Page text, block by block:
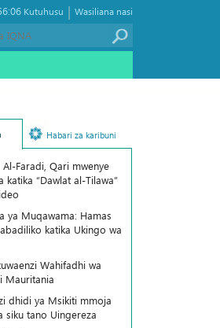
Wasiliana nasi
|
Kutuhusu
Habari za karibuni
Al-Faradi, Qari mwenye
katika “Dawlat al-Tilawa”
ya Muqawama: Hamas
katika Ukingo wa
Wahifadhi wa
Mauritania
dhidi ya Msikiti mmoja
siku tano Uingereza